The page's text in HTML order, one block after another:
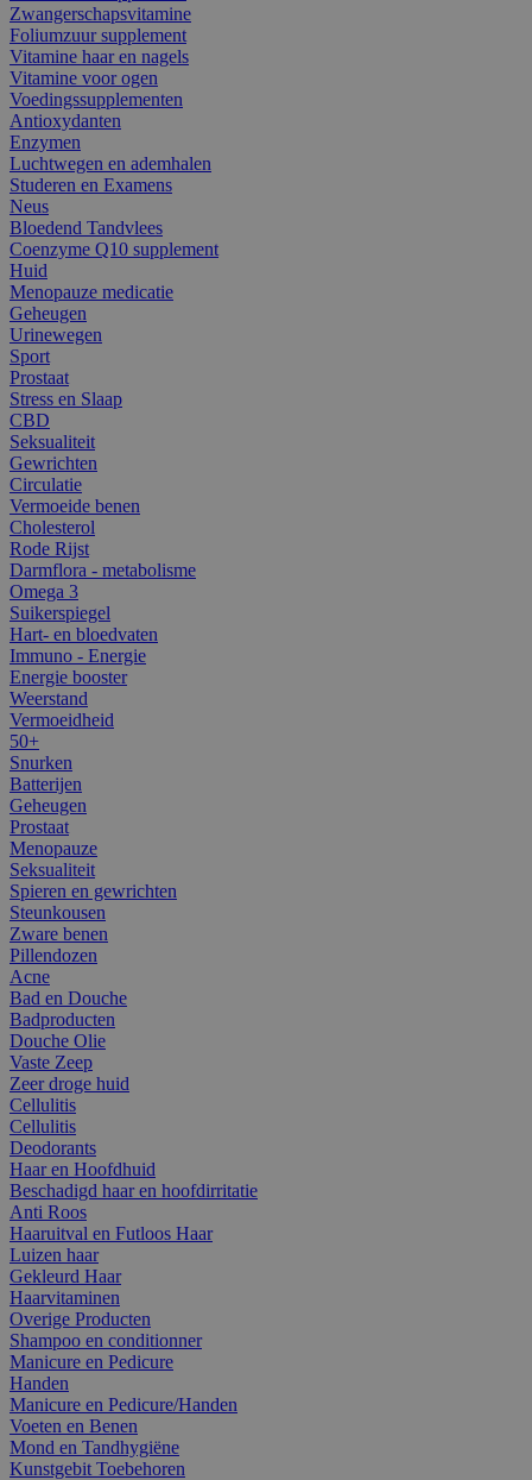
Zwangerschapsvitamine
Foliumzuur supplement
Vitamine haar en nagels
Vitamine voor ogen
Voedingssupplementen
Antioxydanten
Enzymen
Luchtwegen en ademhalen
Studeren en Examens
Neus
Bloedend Tandvlees
Coenzyme Q10 supplement
Huid
Menopauze medicatie
Geheugen
Urinewegen
Sport
Prostaat
Stress en Slaap
CBD
Seksualiteit
Gewrichten
Circulatie
Vermoeide benen
Cholesterol
Rode Rijst
Darmflora - metabolisme
Omega 3
Suikerspiegel
Hart- en bloedvaten
Immuno - Energie
Energie booster
Weerstand
Vermoeidheid
50+
Snurken
Batterijen
Geheugen
Prostaat
Menopauze
Seksualiteit
Spieren en gewrichten
Steunkousen
Zware benen
Pillendozen
Acne
Bad en Douche
Badproducten
Douche Olie
Vaste Zeep
Zeer droge huid
Cellulitis
Cellulitis
Deodorants
Haar en Hoofdhuid
Beschadigd haar en hoofdirritatie
Anti Roos
Haaruitval en Futloos Haar
Luizen haar
Gekleurd Haar
Haarvitaminen
Overige Producten
Shampoo en conditionner
Manicure en Pedicure
Handen
Manicure en Pedicure/Handen
Voeten en Benen
Mond en Tandhygiëne
Kunstgebit Toebehoren